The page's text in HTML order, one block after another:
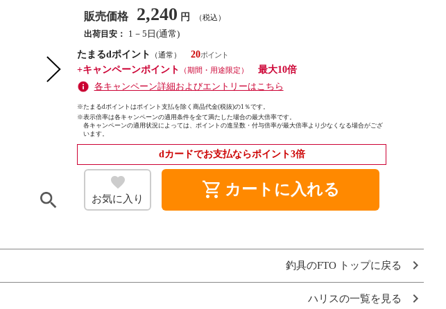
販売価格 2,240 円 （税込）
出荷目安：
1－5日(通常)
たまるdポイント
（通常）
20
+キャンペーンポイント
（期間・用途限定）
最大10倍
各キャンペーン詳細およびエントリーはこちら
※たまるdポイントはポイント支払を除く商品代金(税抜)の1％です。
※表示倍率は各キャンペーンの適用条件を全て満たした場合の最大倍率です。
各キャンペーンの適用状況によっては、ポイントの進呈数・付与倍率が最大倍率より少なくなる場合がござ
います。
dカードでお支払ならポイント3倍
お気に入り shopping_cart カートに入れる
釣具のFTO トップに戻る
ハリスの一覧を見る